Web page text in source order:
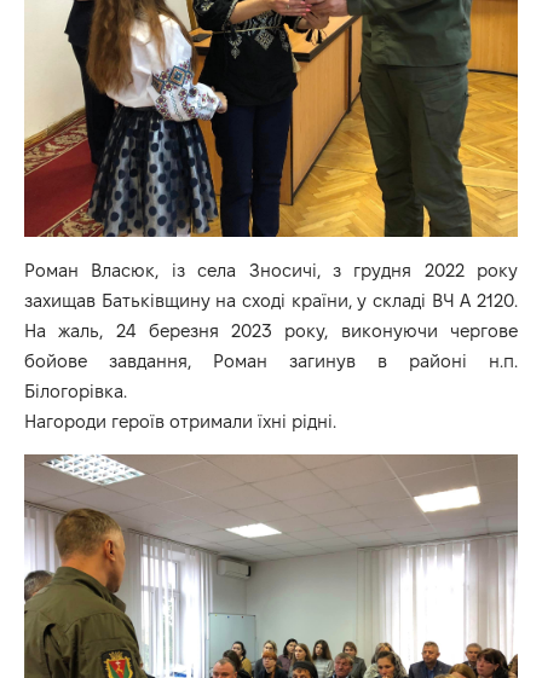
Роман Власюк, із села Зносичі, з грудня 2022 року
захищав Батьківщину на сході країни, у складі ВЧ А 2120.
На жаль, 24 березня 2023 року, виконуючи чергове
бойове завдання, Роман загинув в районі н.п.
Білогорівка.
Нагороди героїв отримали їхні рідні.